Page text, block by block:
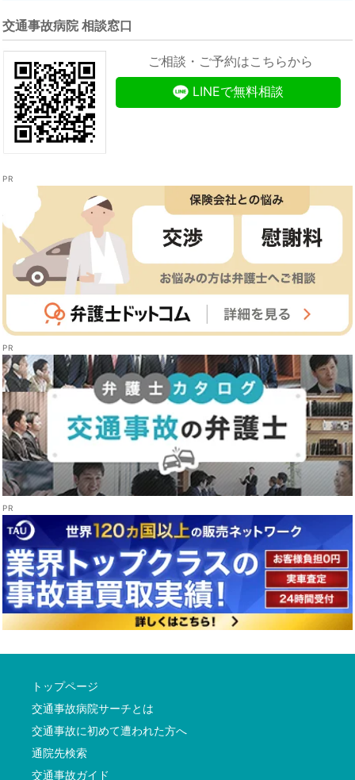
交通事故病院 相談窓口
ご相談・ご予約はこちらから
LINEで無料相談
トップページ
交通事故病院サーチとは
交通事故に初めて遭われた方へ
通院先検索
交通事故ガイド